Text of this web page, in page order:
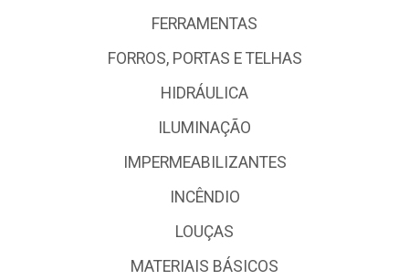
FERRAMENTAS
FORROS, PORTAS E TELHAS
HIDRÁULICA
ILUMINAÇÃO
IMPERMEABILIZANTES
INCÊNDIO
LOUÇAS
MATERIAIS BÁSICOS